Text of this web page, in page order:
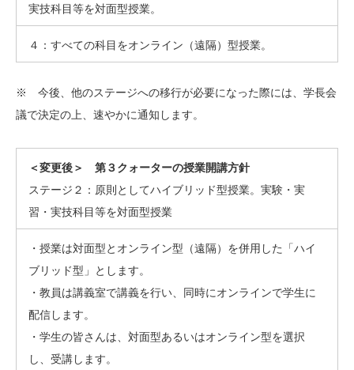
実技科目等を対面型授業。
４：すべての科目をオンライン（遠隔）型授業。
※ 今後、他のステージへの移行が必要になった際には、学長会
議で決定の上、速やかに通知します。
＜変更後＞ 第３クォーターの授業開講方針
ステージ２：原則としてハイブリッド型授業。実験・実
習・実技科目等を対面型授業
・授業は対面型とオンライン型（遠隔）を併用した「ハイ
ブリッド型」とします。
・教員は講義室で講義を行い、同時にオンラインで学生に
配信します。
・学生の皆さんは、対面型あるいはオンライン型を選択
し、受講します。